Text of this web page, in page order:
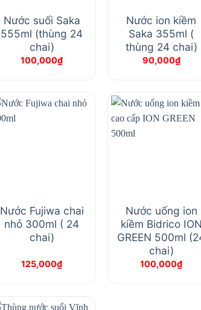
Nước suối Saka
555ml (thùng 24
chai)
100,000₫
Nước ion kiềm
Saka 355ml (
thùng 24 chai)
90,000₫
Nước Fujiwa chai
nhỏ 300ml ( 24
chai)
125,000₫
Nước uống ion
kiềm Bidrico
GREEN 500ml
chai)
100,000₫